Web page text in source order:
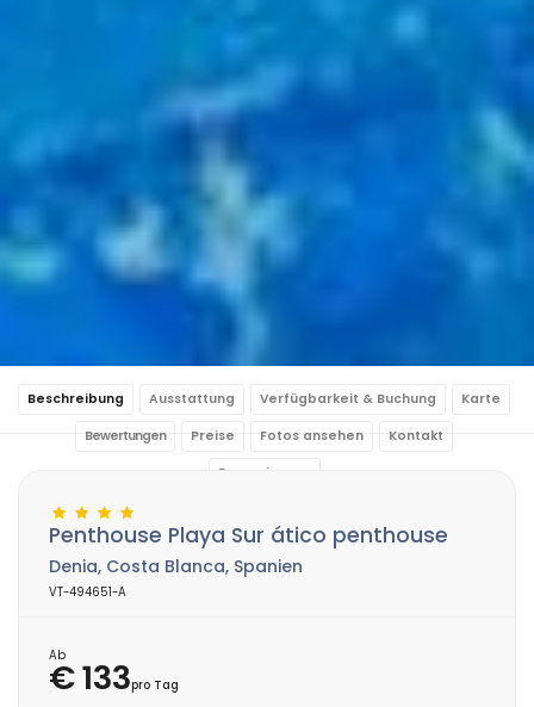
Beschreibung Ausstattung Verfügbarkeit & Buchung Karte
Bewertungen Preise Fotos ansehen Kontakt
Reservierung
Penthouse Playa Sur ático penthouse
Denia, Costa Blanca, Spanien
VT-494651-A
Ab
€ 133pro Tag